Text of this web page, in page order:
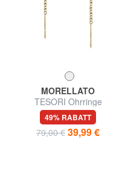
MORELLATO
TESORI Ohrringe
49% RABATT
79,00 € 39,99 €